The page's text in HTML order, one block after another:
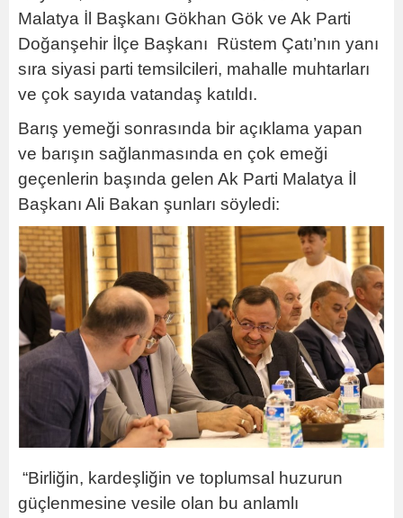
Malatya İl Başkanı Gökhan Gök ve Ak Parti
Doğanşehir İlçe Başkanı Rüstem Çatı’nın yanı
sıra siyasi parti temsilcileri, mahalle muhtarları
ve çok sayıda vatandaş katıldı.
Barış yemeği sonrasında bir açıklama yapan
ve barışın sağlanmasında en çok emeği
geçenlerin başında gelen Ak Parti Malatya İl
Başkanı Ali Bakan şunları söyledi:
“Birliğin, kardeşliğin ve toplumsal huzurun
güçlenmesine vesile olan bu anlamlı